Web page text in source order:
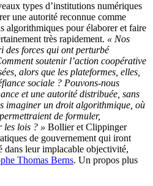
types d’institutions numériques
une autorité reconnue comme
algorithmiques pour élaborer et faire
très rapidement. « Nos
des forces qui ont perturbé
soutenir l’action coopérative
alors que les plateformes, elles,
sociale ? Pouvons-nous
et une autorité distribuée, sans
imaginer un droit algorithmique, où
de formuler,
les lois ? » Bollier et Clippinger
de gouvernement qui iront
dans leur implacable objectivité,
Thomas Berns. Un propos plus